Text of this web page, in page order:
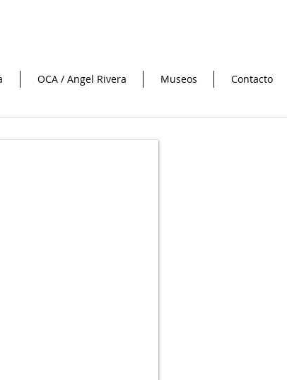
OCA / Angel Rivera Museos Contacto